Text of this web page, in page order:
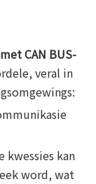
CAN BUS-
veral in
kwessies kan
word, wat